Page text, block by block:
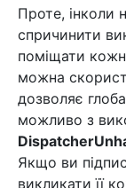
Проте, інколи
спричинити
поміщати
можна
дозволяє
можливо з
Якщо ви
викликати її